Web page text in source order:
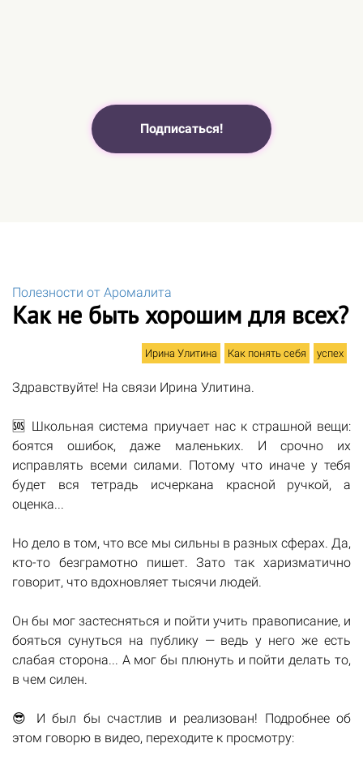
Подписаться!
Полезности от Аромалита
Как не быть хорошим для всех?
Ирина Улитина Как понять себя успех
Здравствуйте! На связи Ирина Улитина.
🆘 Школьная система приучает нас к страшной вещи:
боятся ошибок, даже маленьких. И срочно их
исправлять всеми силами. Потому что иначе у тебя
будет вся тетрадь исчеркана красной ручкой, а
оценка...
Но дело в том, что все мы сильны в разных сферах. Да,
кто-то безграмотно пишет. Зато так харизматично
говорит, что вдохновляет тысячи людей.
Он бы мог застесняться и пойти учить правописание, и
бояться сунуться на публику — ведь у него же есть
слабая сторона... А мог бы плюнуть и пойти делать то,
в чем силен.
😎 И был бы счастлив и реализован! Подробнее об
этом говорю в видео, переходите к просмотру: